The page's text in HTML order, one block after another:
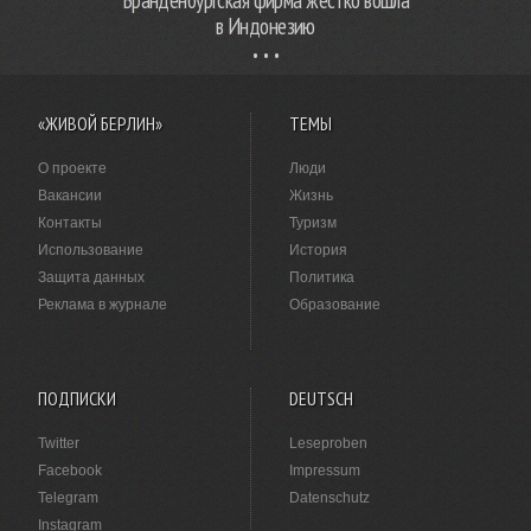
в Индонезию
«ЖИВОЙ БЕРЛИН»
О проекте
Вакансии
Контакты
Использование
Защита данных
Реклама в журнале
ТЕМЫ
Люди
Жизнь
Туризм
История
Политика
Образование
ПОДПИСКИ
Twitter
Facebook
Telegram
Instagram
DEUTSCH
Leseproben
Impressum
Datenschutz